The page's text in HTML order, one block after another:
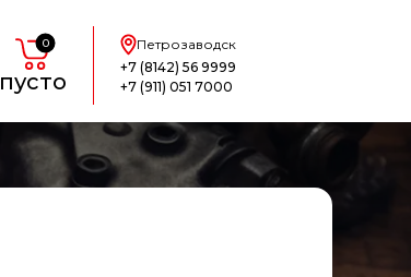
0
пусто
Петрозаводск
+7 (8142) 56 9999
+7 (911) 051 7000